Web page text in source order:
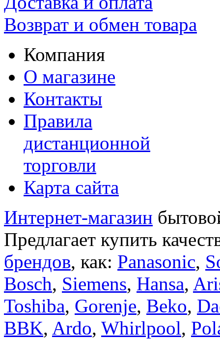
Возврат и обмен товара
Компания
О магазине
Контакты
Правила
дистанционной
торговли
Карта сайта
Интернет-магазин
Предлагает купить
брендов, как: Panasonic,
Bosch, Siemens, Hansa,
Toshiba, Gorenje, Beko,
BBK, Ardo, Whirlpool,